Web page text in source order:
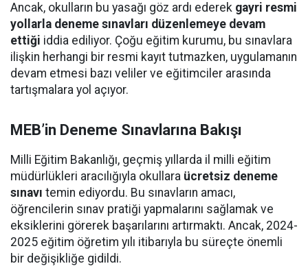
Ancak, okulların bu yasağı göz ardı ederek gayri resmi
yollarla deneme sınavları düzenlemeye devam
ettiği iddia ediliyor. Çoğu eğitim kurumu, bu sınavlara
ilişkin herhangi bir resmi kayıt tutmazken, uygulamanın
devam etmesi bazı veliler ve eğitimciler arasında
tartışmalara yol açıyor.
MEB’in Deneme Sınavlarına Bakışı
Milli Eğitim Bakanlığı, geçmiş yıllarda il milli eğitim
müdürlükleri aracılığıyla okullara ücretsiz deneme
sınavı temin ediyordu. Bu sınavların amacı,
öğrencilerin sınav pratiği yapmalarını sağlamak ve
eksiklerini görerek başarılarını artırmaktı. Ancak, 2024-
2025 eğitim öğretim yılı itibarıyla bu süreçte önemli
bir değişikliğe gidildi.